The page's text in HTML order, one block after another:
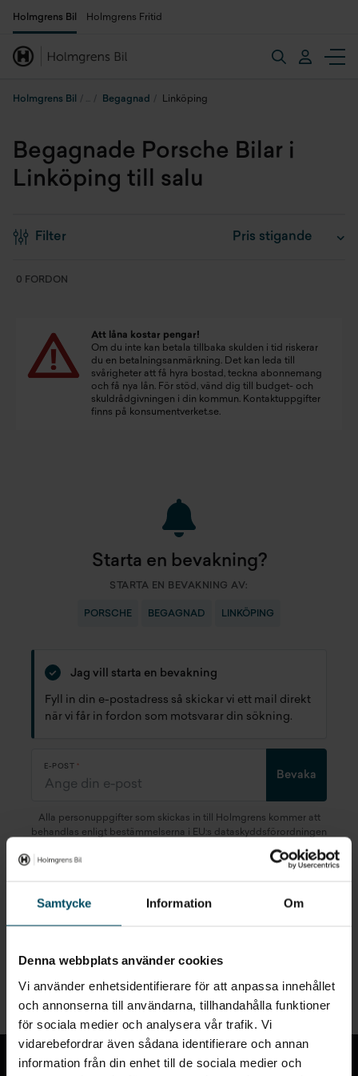
Samtycke Information Om
Denna webbplats använder cookies
Vi använder enhetsidentifierare för att anpassa innehållet
och annonserna till användarna, tillhandahålla funktioner
för sociala medier och analysera vår trafik. Vi
vidarebefordrar även sådana identifierare och annan
information från din enhet till de sociala medier och
Holmgrens Bil Holmgrens Fritid
Holmgrens Bil Begagnad Linköping
Begagnade Porsche Bilar i
Linköping till salu
Filter
0 FORDON
Att låna kostar pengar!
Om du inte kan betala tillbaka skulden i tid riskerar
du en betalningsanmärkning. Det kan leda till
svårigheter att få hyra bostad, teckna abonnemang
och få nya lån. För stöd, vänd dig till budget- och
skuldrådgivningen i din kommun. Kontaktuppgifter
finns på konsumentverket.se.
Starta en bevakning?
STARTA EN BEVAKNING AV:
PORSCHE BEGAGNAD LINKÖPING
Jag vill starta en bevakning
Fyll in din e-postadress så skickar vi ett mail direkt
när vi får in fordon som motsvarar din sökning.
E-POST
Bevaka
Alla personuppgifter som skickas in till Holmgrens kommer att
behandlas enligt bestämmelserna i EU:s dataskyddsförordningen
kan du läsa mer om hur vi behandlar dina
Snabblänkar
Till toppen